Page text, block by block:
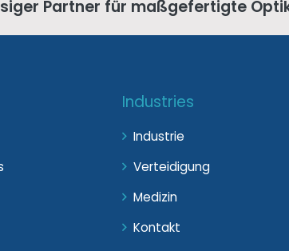
Partner für maßgefertigte
Industries
Industrie
Verteidigung
Medizin
Kontakt